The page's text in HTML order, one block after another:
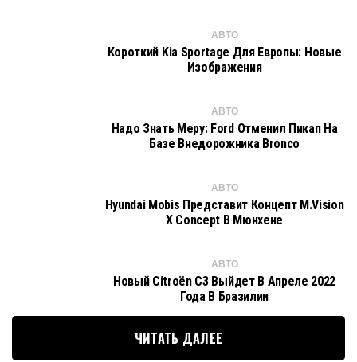
АВТО
Короткий Kia Sportage Для Европы: Новые
Изображения
АВТО
Надо Знать Меру: Ford Отменил Пикап На
Базе Внедорожника Bronco
АВТО
Hyundai Mobis Представит Концепт M.Vision
X Concept В Мюнхене
АВТО
Новый Citroën C3 Выйдет В Апреле 2022
Года В Бразилии
ЧИТАТЬ ДАЛЕЕ